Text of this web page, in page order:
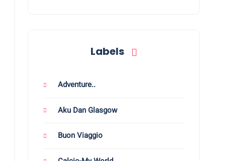
Labels
Adventure..
Aku Dan Glasgow
Buon Viaggio